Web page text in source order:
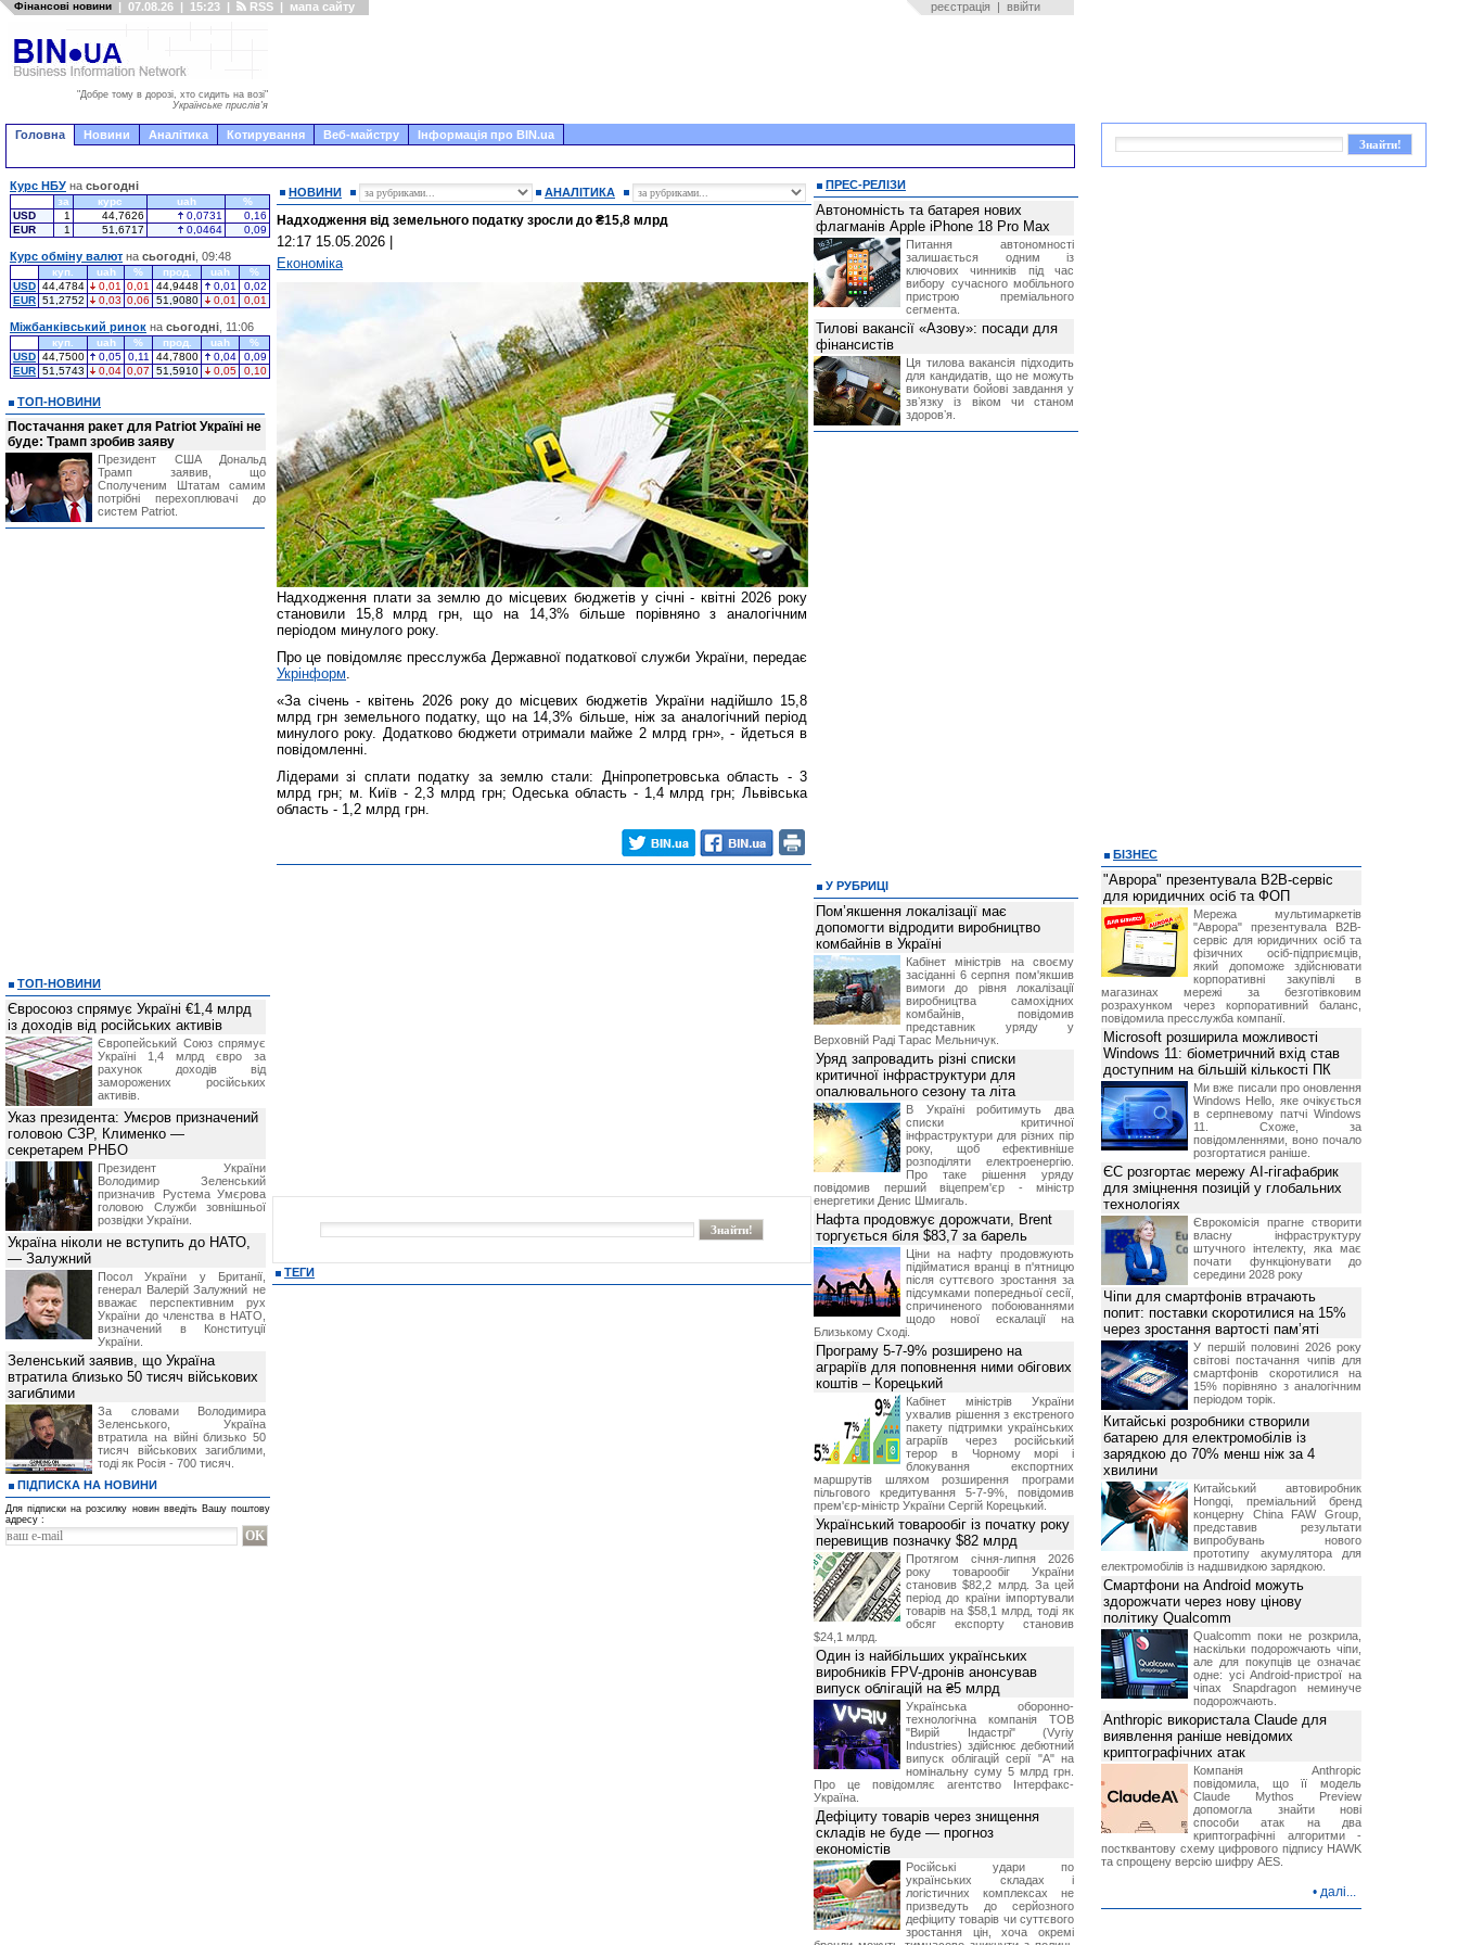
Фінансові новини | 07.08.26 | 15:23 | RSS | мапа сайту реєстрація | ввійти
"Добре тому в дорозі, хто сидить на возі"
Українське прислів'я
Головна Новини Аналітика Котирування Веб-майстру Інформація про BIN.ua
НОВИНИ АНАЛІТИКА
Надходження від земельного податку зросли до ₴15,8 млрд
12:17 15.05.2026
Економіка
Надходження плати за землю до місцевих бюджетів у січні - квітні 2026 року
становили 15,8 млрд грн, що на 14,3% більше порівняно з аналогічним
періодом минулого року.
Про це повідомляє пресслужба Державної податкової служби України, передає
Укрінформ.
«За січень - квітень 2026 року до місцевих бюджетів України надійшло 15,8
млрд грн земельного податку, що на 14,3% більше, ніж за аналогічний період
минулого року. Додатково бюджети отримали майже 2 млрд грн», - йдеться в
повідомленні.
Лідерами зі сплати податку за землю стали: Дніпропетровська область - 3
млрд грн; м. Київ - 2,3 млрд грн; Одеська область - 1,4 млрд грн; Львівська
область - 1,2 млрд грн.
ТЕГИ
Курс НБУ на сьогодні
за курс uah
%
USD
1 44,7626 0,0731
0,16
EUR
1 51,6717 0,0464 0,09
Курс обміну валют на сьогодні , 09:48
куп. uah % прод. uah
%
USD 44,4784 0,01 0,01 44,9448 0,01
0,02
EUR 51,2752 0,03 0,06 51,9080 0,01 0,01
Міжбанківський ринок на сьогодні , 11:06
куп. uah % прод. uah
%
USD 44,7500 0,05 0,11 44,7800 0,04
0,09
EUR 51,5743 0,04 0,07 51,5910 0,05 0,10
ТОП-НОВИНИ
Постачання ракет для Patriot Україні не
буде: Трамп зробив заяву
Президент США Дональд
Трамп заявив, що
Сполученим Штатам самим
потрібні перехоплювачі до
систем Patriot.
ТОП-НОВИНИ
Євросоюз спрямує Україні €1,4 млрд
із доходів від російських активів
Європейський Союз спрямує
Україні 1,4 млрд євро за
рахунок доходів від
заморожених російських
активів.
Указ президента: Умєров призначений
головою СЗР, Клименко —
секретарем РНБО
Президент України
Володимир Зеленський
призначив Pустема Умєрова
головою Служби зовнішньої
розвідки України.
Україна ніколи не вступить до НАТО,
— Залужний
Посол України у Британії,
генерал Валерій Залужний не
вважає перспективним рух
України до членства в НАТО,
визначений в Конституції
України.
Зеленський заявив, що Україна
втратила близько 50 тисяч військових
загиблими
За словами Володимира
Зеленського, Україна
втратила на війні близько 50
тисяч військових загиблими,
тоді як Росія - 700 тисяч.
ПІДПИСКА НА НОВИНИ
Для підписки на розсилку новин введіть Вашу поштову
адресу :
ПРЕС-РЕЛІЗИ
Автономність та батарея нових
флагманів Apple iPhone 18 Pro Max
Питання автономності
залишається одним із
ключових чинників під час
вибору сучасного мобільного
пристрою преміального
сегмента.
Тилові вакансії «Азову»: посади для
фінансистів
Ця тилова вакансія підходить
для кандидатів, що не можуть
виконувати бойові завдання у
звʼязку із віком чи станом
здоровʼя.
У РУБРИЦІ
Пом’якшення локалізації має
допомогти відродити виробництво
комбайнів в Україні
Кабінет міністрів на своєму
засіданні 6 серпня пом'якшив
вимоги до рівня локалізації
виробництва самохідних
комбайнів, повідомив
представник уряду у
Верховній Раді Тарас Мельничук.
Уряд запровадить різні списки
критичної інфраструктури для
опалювального сезону та літа
В Україні робитимуть два
списки критичної
інфраструктури для різних пір
року, щоб ефективніше
розподіляти електроенергію.
Про таке рішення уряду
повідомив перший віцепрем'єр - міністр
енергетики Денис Шмигаль.
Нафта продовжує дорожчати, Brent
торгується біля $83,7 за барель
Ціни на нафту продовжують
підійматися вранці в п'ятницю
після суттєвого зростання за
підсумками попередньої сесії,
спричиненого побоюваннями
щодо нової ескалації на
Близькому Сході.
Програму 5-7-9% розширено на
аграріїв для поповнення ними обігових
коштів – Корецький
Кабінет міністрів України
ухвалив рішення з екстреного
пакету підтримки українських
аграріїв через російський
терор в Чорному морі і
блокування експортних
маршрутів шляхом розширення програми
пільгового кредитування 5-7-9%, повідомив
прем'єр-міністр України Сергій Корецький.
Український товарообіг із початку року
перевищив позначку $82 млрд
Протягом січня-липня 2026
року товарообіг України
становив $82,2 млрд. За цей
період до країни імпортували
товарів на $58,1 млрд, тоді як
обсяг експорту становив
$24,1 млрд.
Один із найбільших українських
виробників FPV-дронів анонсував
випуск облігацій на ₴5 млрд
Українська оборонно-
технологічна компанія ТОВ
"Вирій Індастрі" (Vyriy
Industries) здійснює дебютний
випуск облігацій серії "А" на
номінальну суму 5 млрд грн.
Про це повідомляє агентство Інтерфакс-
Україна.
Дефіциту товарів через знищення
складів не буде — прогноз
економістів
Російські удари по
українських складах і
логістичних комплексах не
призведуть до серйозного
дефіциту товарів чи суттєвого
зростання цін, хоча окремі
БІЗНЕС
"Аврора" презентувала B2B-сервіс
для юридичних осіб та ФОП
Мережа мультимаркетів
"Аврора" презентувала B2B-
сервіс для юридичних осіб та
фізичних осіб-підприємців,
який допоможе здійснювати
корпоративні закупівлі в
магазинах мережі за безготівковим
розрахунком через корпоративний баланс,
повідомила пресслужба компанії.
Microsoft розширила можливості
Windows 11: біометричний вхід став
доступним на більшій кількості ПК
Ми вже писали про оновлення
Windows Hello, яке очікується
в серпневому патчі Windows
11. Схоже, за
повідомленнями, воно почало
розгортатися раніше.
ЄС розгортає мережу AI-гігафабрик
для зміцнення позицій у глобальних
технологіях
Єврокомісія прагне створити
власну інфраструктуру
штучного інтелекту, яка має
почати функціонувати до
середини 2028 року
Чіпи для смартфонів втрачають
попит: поставки скоротилися на 15%
через зростання вартості пам’яті
У першій половині 2026 року
світові постачання чипів для
смартфонів скоротилися на
15% порівняно з аналогічним
періодом торік.
Китайські розробники створили
батарею для електромобілів із
зарядкою до 70% менш ніж за 4
хвилини
Китайський автовиробник
Hongqi, преміальний бренд
концерну China FAW Group,
представив результати
випробувань нового
прототипу акумулятора для
електромобілів із надшвидкою зарядкою.
Смартфони на Android можуть
здорожчати через нову цінову
політику Qualcomm
Qualcomm поки не розкрила,
наскільки подорожчають чіпи,
але для покупців це означає
одне: усі Android-пристрої на
чіпах Snapdragon неминуче
подорожчають.
Anthropic використала Claude для
виявлення раніше невідомих
криптографічних атак
Компанія Anthropic
повідомила, що її модель
Claude Mythos Preview
допомогла знайти нові
способи атак на два
криптографічні алгоритми -
постквантову схему цифрового підпису HAWK
та спрощену версію шифру AES.
• далі...